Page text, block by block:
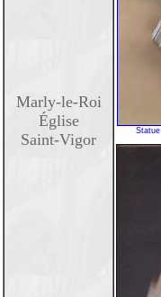
Marly-le-Roi
Église
Saint-Vigor